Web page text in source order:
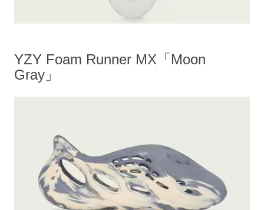
YZY Foam Runner MX「Moon
Gray」